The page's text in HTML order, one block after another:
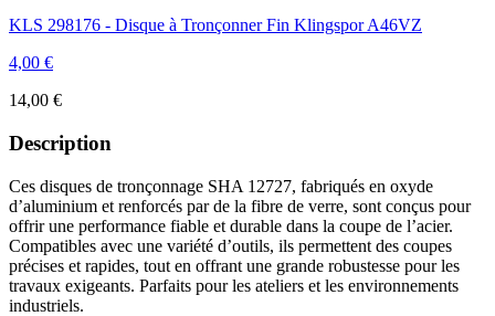
KLS 298176 - Disque à Tronçonner Fin Klingspor A46VZ
4,00 €
14,00 €
Description
Ces disques de tronçonnage SHA 12727, fabriqués en oxyde
d’aluminium et renforcés par de la fibre de verre, sont conçus pour
offrir une performance fiable et durable dans la coupe de l’acier.
Compatibles avec une variété d’outils, ils permettent des coupes
précises et rapides, tout en offrant une grande robustesse pour les
travaux exigeants. Parfaits pour les ateliers et les environnements
industriels.